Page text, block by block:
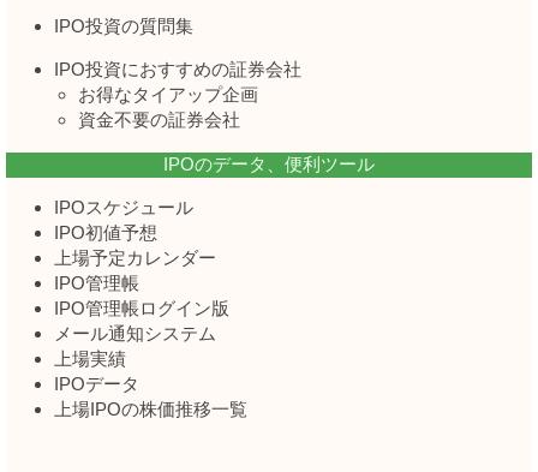
IPO投資の質問集
IPO投資におすすめの証券会社
お得なタイアップ企画
資金不要の証券会社
IPOのデータ、便利ツール
IPOスケジュール
IPO初値予想
上場予定カレンダー
IPO管理帳
IPO管理帳ログイン版
メール通知システム
上場実績
IPOデータ
上場IPOの株価推移一覧